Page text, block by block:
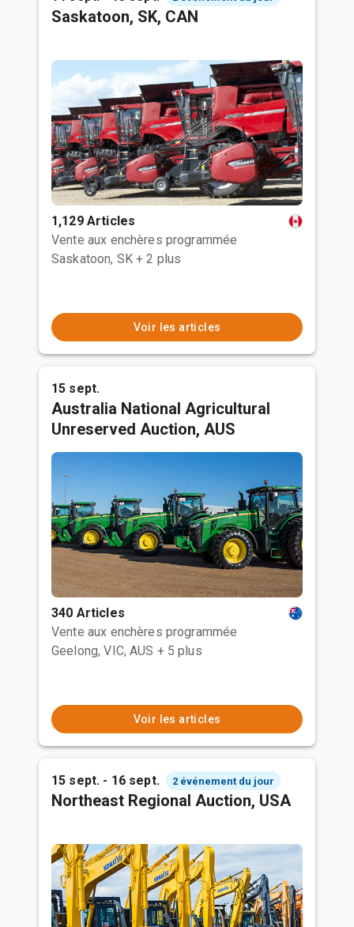
Saskatoon, SK, CAN
1,129 Articles
Vente aux enchères programmée
Saskatoon, SK + 2 plus
Voir les articles
15 sept.
Australia National Agricultural
Unreserved Auction, AUS
340 Articles
Vente aux enchères programmée
Geelong, VIC, AUS + 5 plus
Voir les articles
15 sept. - 16 sept. 2 événement du jour
Northeast Regional Auction, USA